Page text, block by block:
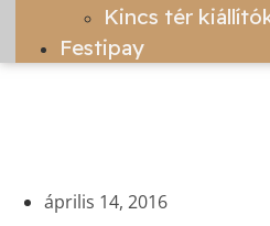
Kincs tér
Festipay
április 14, 2016